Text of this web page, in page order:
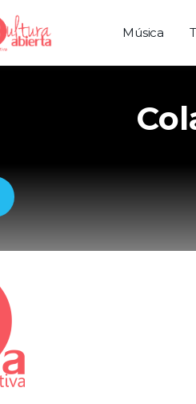
Música